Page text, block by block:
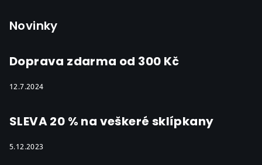
Novinky
Doprava zdarma od 300 Kč
12.7.2024
SLEVA 20 % na veškeré sklípkany
5.12.2023